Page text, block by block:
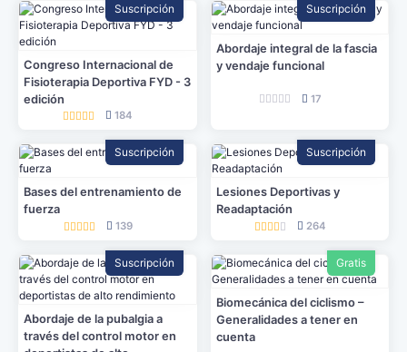
Suscripción
Congreso Internacional de
Fisioterapia Deportiva FYD - 3
edición
184
Suscripción
Abordaje integral de la fascia
y vendaje funcional
17
Suscripción
Bases del entrenamiento de
fuerza
139
Suscripción
Lesiones Deportivas y
Readaptación
264
Suscripción
Abordaje de la pubalgia a
través del control motor en
Gratis
Biomecánica del ciclismo –
Generalidades a tener en
cuenta